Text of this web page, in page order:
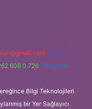
Teams:
606 0 726 Telegram:
Bilgi Teknolojileri
bir Yer Sağlayıcı